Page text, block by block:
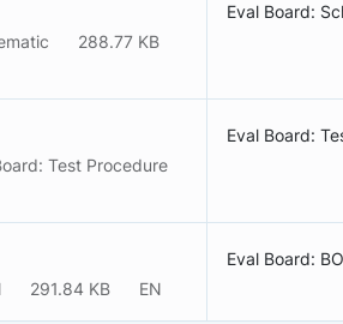
288.77 KB
Eval Board:
Test Procedure
Eval Board:
291.84 KB EN
Eval Board: